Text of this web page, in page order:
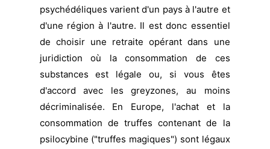
psychédéliques varient d'un pays à l'autre et
d'une région à l'autre. Il est donc essentiel
de choisir une retraite opérant dans une
juridiction où la consommation de ces
substances est légale ou, si vous êtes
d'accord avec les greyzones, au moins
décriminalisée. En Europe, l'achat et la
consommation de truffes contenant de la
psilocybine ("truffes magiques") sont légaux